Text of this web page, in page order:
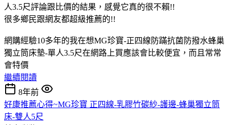
人3.5尺評論跟比價的結果，感覺它真的很不賴!!
很多鄉民跟網友都超級推薦的!!
網購經驗10多年的我在想MG珍寶-正四線防蹣抗菌防撥水蜂巢
獨立筒床墊-單人3.5尺在網路上買應該會比較便宜，而且常常
會特價
繼續閱讀
8年前
好康推薦心得~MG珍寶 正四線-乳膠竹碳紗-護邊-蜂巢獨立筒
床-雙人5尺